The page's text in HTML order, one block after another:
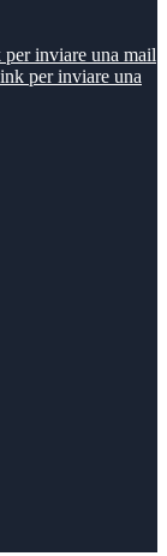
inviare una mail
per inviare una